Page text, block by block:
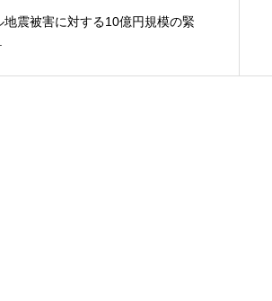
震被害に対する10億円規模の緊